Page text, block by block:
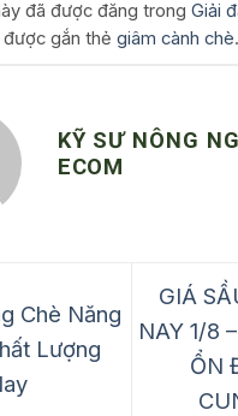
đã được đăng trongGiải
được gắn thẻgiâm cành chè.
KỸ SƯ NÔNG
ECOM
Chè Năng
Lượng
GIÁ
NAY 1/8
ỔN